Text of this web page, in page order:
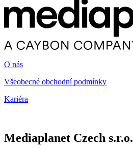
O nás
Všeobecné obchodní podmínky
Kariéra
Mediaplanet Czech s.r.o.